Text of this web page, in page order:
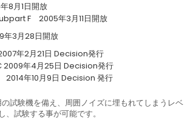
8月1日開放
F 2005年3月11日開放
年3月28日開放
年2月21日 Decision発行
年4月25日 Decision発行
年10月9日 Decision 発行
試験機を備え、周囲ノイズに埋もれてしまうレベ
試験する事が可能です。